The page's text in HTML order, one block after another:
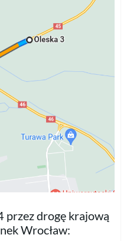
drogę krajową
Wrocław: